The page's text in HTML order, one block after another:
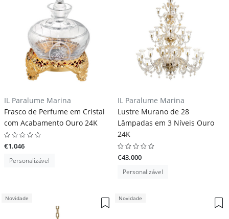
IL Paralume Marina
Frasco de Perfume em Cristal
com Acabamento Ouro 24K
€1.046
Personalizável
IL Paralume Marina
Lustre Murano de 28
Lâmpadas em 3 Níveis Ouro
24K
€43.000
Personalizável
Novidade Novidade